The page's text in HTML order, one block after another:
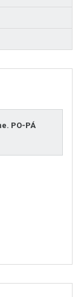
PO-PÁ